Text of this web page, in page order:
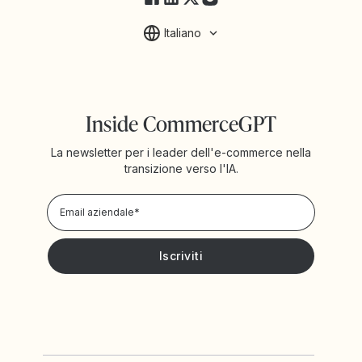
Italiano
Inside CommerceGPT
La newsletter per i leader dell'e-commerce nella
transizione verso l'IA.